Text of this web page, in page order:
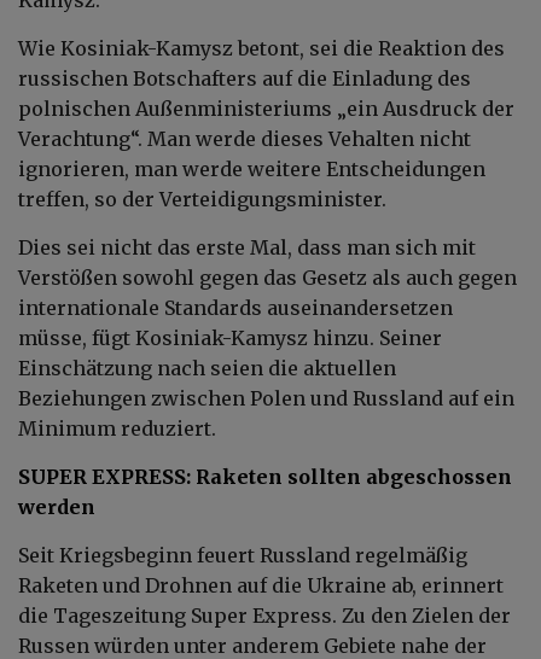
Wie Kosiniak-Kamysz betont, sei die Reaktion des
russischen Botschafters auf die Einladung des
polnischen Außenministeriums „ein Ausdruck der
Verachtung“. Man werde dieses Vehalten nicht
ignorieren, man werde weitere Entscheidungen
treffen, so der Verteidigungsminister.
Dies sei nicht das erste Mal, dass man sich mit
Verstößen sowohl gegen das Gesetz als auch gegen
internationale Standards auseinandersetzen
müsse, fügt Kosiniak-Kamysz hinzu. Seiner
Einschätzung nach seien die aktuellen
Beziehungen zwischen Polen und Russland auf ein
Minimum reduziert.
SUPER EXPRESS: Raketen sollten abgeschossen
werden
Seit Kriegsbeginn feuert Russland regelmäßig
Raketen und Drohnen auf die Ukraine ab, erinnert
die Tageszeitung Super Express. Zu den Zielen der
Russen würden unter anderem Gebiete nahe der